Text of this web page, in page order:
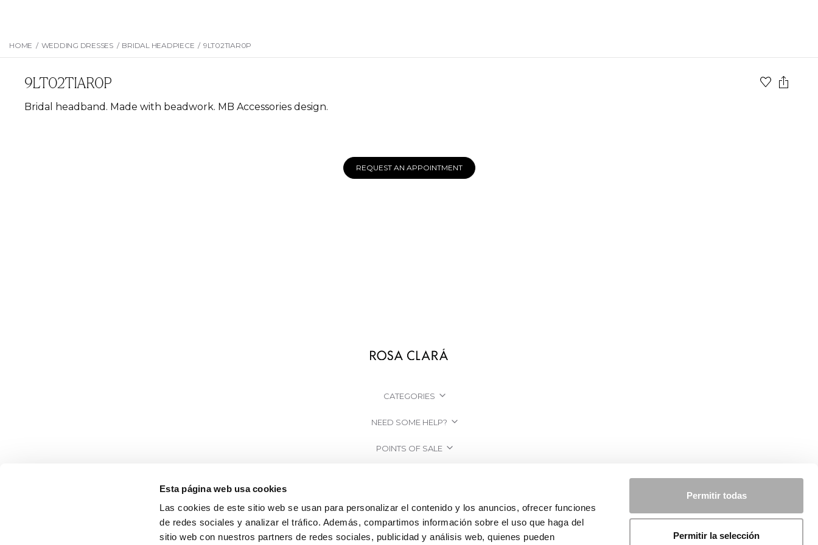
Esta página web usa cookies
Las cookies de este sitio web se usan para personalizar el contenido y los anuncios, ofrecer funciones
de redes sociales y analizar el tráfico. Además, compartimos información sobre el uso que haga del
sitio web con nuestros partners de redes sociales, publicidad y análisis web, quienes pueden
Permitir todas
Permitir la selección
HOME / WEDDING DRESSES / BRIDAL HEADPIECE / 9LT02TIAR0P
9LT02TIAR0P
Bridal headband. Made with beadwork. MB Accessories design.
REQUEST AN APPOINTMENT
CATEGORIES
NEED SOME HELP?
POINTS OF SALE